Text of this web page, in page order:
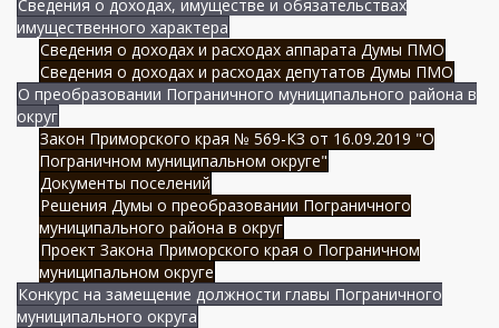
Сведения о доходах, имуществе и обязательствах
имущественного характера
Сведения о доходах и расходах аппарата Думы ПМО
Сведения о доходах и расходах депутатов Думы ПМО
О преобразовании Пограничного муниципального района в
округ
Закон Приморского края № 569-КЗ от 16.09.2019 "О
Пограничном муниципальном округе"
Документы поселений
Решения Думы о преобразовании Пограничного
муниципального района в округ
Проект Закона Приморского края о Пограничном
муниципальном округе
Конкурс на замещение должности главы Пограничного
муниципального округа